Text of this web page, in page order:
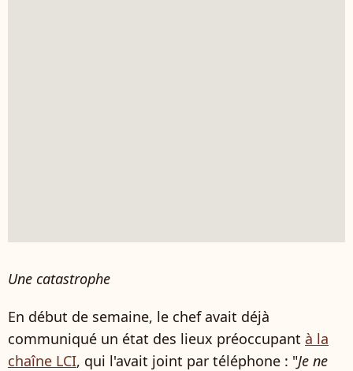
Une catastrophe
En début de semaine, le chef avait déjà
communiqué un état des lieux préoccupant à la
chaîne LCI, qui l'avait joint par téléphone : "Je ne